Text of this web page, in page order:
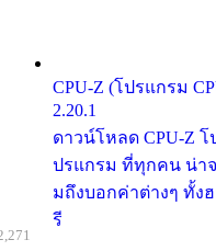
CPU-Z (โปรแกรม
2.20.1
ดาวน์โหลด CPU-Z
ปรแกรม ที่ทุกคน น่าจ
มถึงบอกค่าต่างๆ ทั้ง
รี